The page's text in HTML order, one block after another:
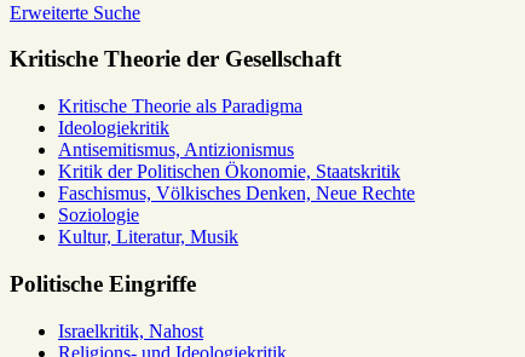
Erweiterte Suche
Kritische Theorie der Gesellschaft
Kritische Theorie als Paradigma
Ideologiekritik
Antisemitismus, Antizionismus
Kritik der Politischen Ökonomie, Staatskritik
Faschismus, Völkisches Denken, Neue Rechte
Soziologie
Kultur, Literatur, Musik
Politische Eingriffe
Israelkritik, Nahost
Religions- und Ideologiekritik